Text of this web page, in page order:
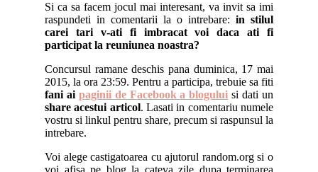
Si ca sa facem jocul mai interesant, va invit sa imi
raspundeti in comentarii la o intrebare: in stilul
carei tari v-ati fi imbracat voi daca ati fi
participat la reuniunea noastra?
Concursul ramane deschis pana duminica, 17 mai
2015, la ora 23:59. Pentru a participa, trebuie sa fiti
fani ai paginii de Facebook a blogului si dati un
share acestui articol. Lasati in comentariu numele
vostru si linkul pentru share, precum si raspunsul la
intrebare.
Voi alege castigatoarea cu ajutorul random.org si o